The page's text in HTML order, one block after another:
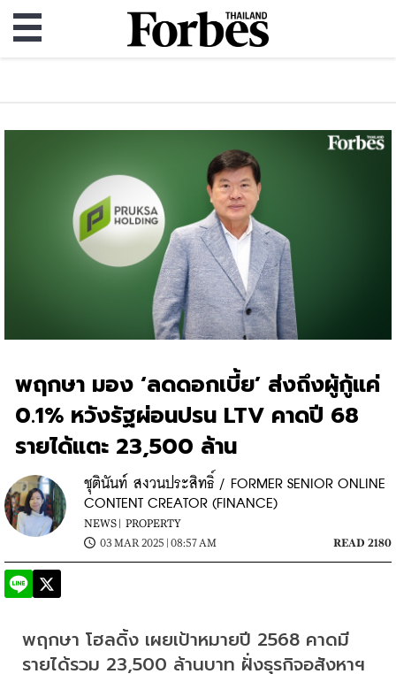
พฤกษา มอง ‘ลดดอกเบี้ย’ ส่งถึงผู้กู้แค่
0.1% หวังรัฐผ่อนปรน LTV คาดปี 68
รายได้แตะ 23,500 ล้าน
ชุตินันท์ สงวนประสิทธิ์ / FORMER SENIOR ONLINE
CONTENT CREATOR (FINANCE)
NEWS | PROPERTY
03 MAR 2025 | 08:57 AM
READ 2180
พฤกษา โฮลดิ้ง เผยเป้าหมายปี 2568 คาดมี
รายได้รวม 23,500 ล้านบาท ฝั่งธุรกิจอสังหาฯ